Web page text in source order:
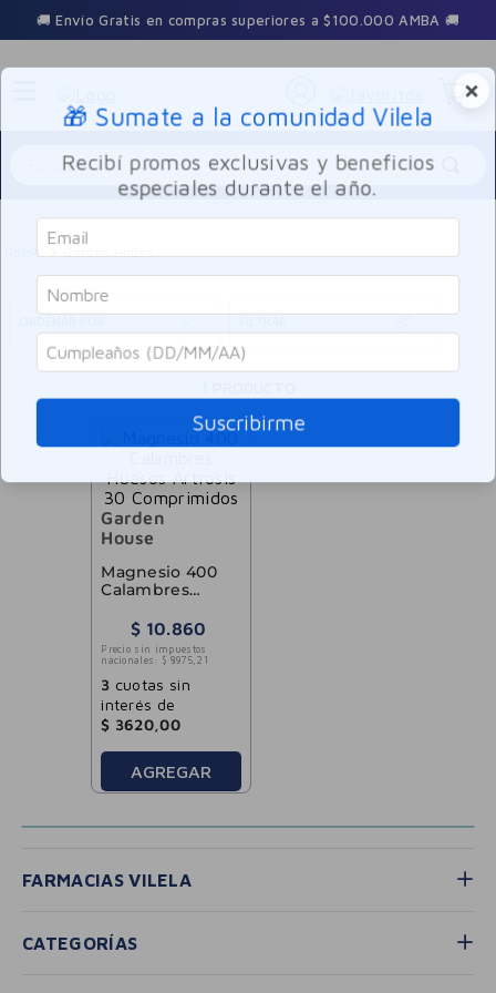
🚚 Envío Gratis en compras superiores a $100.000 AMBA 🚚
Buscar
Garden
House
Magnesio 400
Calambres
Comprimidos
$ 10.860
Precio sin impuestos
nacionales: $ 8975, 21
3 cuotas sin
interés de
$ 3620,00
AGREGAR
FARMACIAS VILELA
CATEGORÍAS
×
🎁 Sumate a la comunidad Vilela
Recibí promos exclusivas y beneficios
especiales durante el año.
Suscribirme